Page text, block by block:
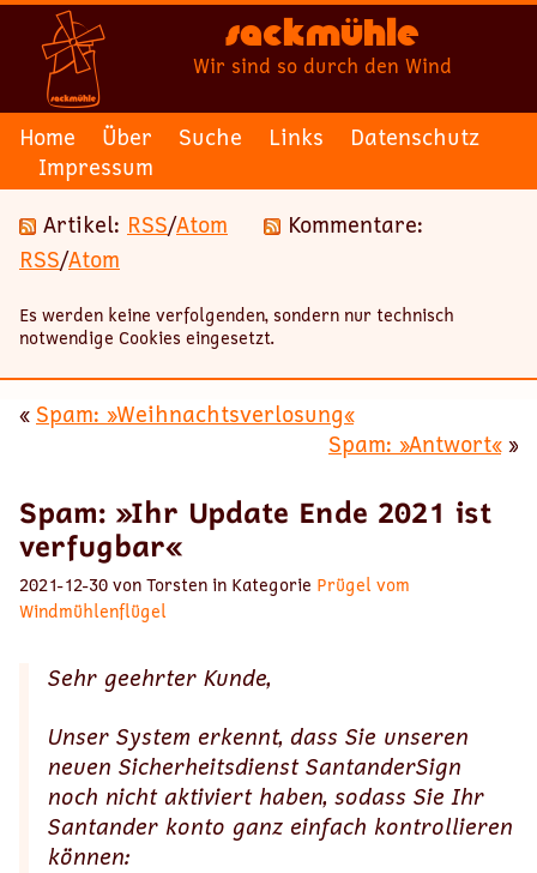
Sackmühle
Wir sind so durch den Wind
Home Über Suche Links
Datenschutz
Impressum
Artikel: RSS/Atom
Kommentare:
RSS/Atom
Es werden keine verfolgenden, sondern nur technisch
notwendige Cookies eingesetzt.
« Spam: »Weihnachtsverlosung«
Spam: »Antwort«»
Spam: »Ihr Update Ende 2021 ist
verfugbar«
2021-12-30 von Torsten in Kategorie Prügel vom
Windmühlenflügel
Sehr geehrter Kunde,
Unser System erkennt, dass Sie unseren
neuen Sicherheitsdienst SantanderSign
noch nicht aktiviert haben, sodass Sie Ihr
Santander konto ganz einfach kontrollieren
können: